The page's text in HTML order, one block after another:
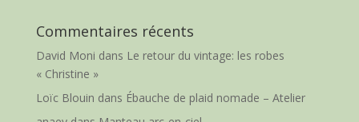
Commentaires récents
David Moni dans Le retour du vintage: les robes
« Christine »
Loïc Blouin dans Ébauche de plaid nomade – Atelier